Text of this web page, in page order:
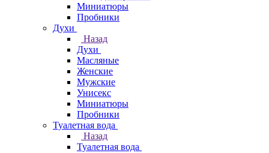
Миниатюры
Пробники
Духи
Назад
Духи
Масляные
Женские
Мужские
Унисекс
Миниатюры
Пробники
Туалетная вода
Назад
Туалетная вода